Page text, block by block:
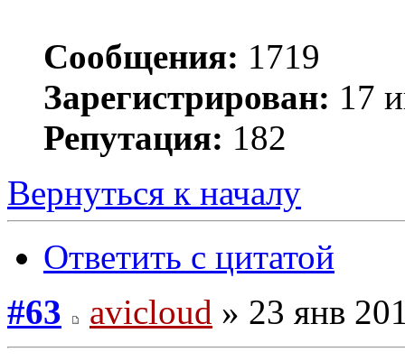
Сообщения: 1719
Зарегистрирован: 17
Репутация: 182
Вернуться к началу
Ответить с цитатой
#63
avicloud » 23 янв